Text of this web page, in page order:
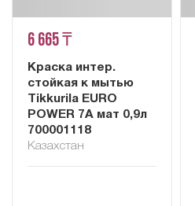
6 665 ₸
Краска интер.
стойкая к мытью
Tikkurila EURO
POWER 7A мат 0,9л
700001118
Казахстан